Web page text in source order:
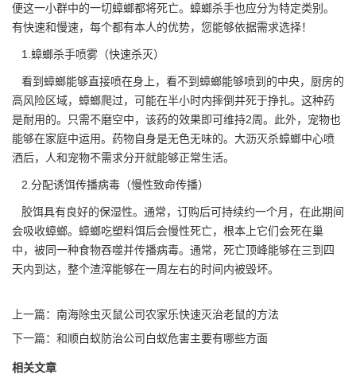
便这一小群中的一切蟑螂都将死亡。蟑螂杀手也应分为特定类别。
有快速和慢速，每个都有本人的优势，您能够依据需求选择！
1.蟑螂杀手喷雾（快速杀灭）
看到蟑螂能够直接喷在身上，看不到蟑螂能够喷到的中央，厨房的
高风险区域，蟑螂爬过，可能在半小时内摔倒并死于挣扎。这种药
是耐用的。只需不磨空中，该药的效果即可维持2周。此外，宠物也
能够在家庭中运用。药物自身是无色无味的。大沥灭杀蟑螂中心喷
洒后，人和宠物不需求分开就能够正常生活。
2.分配诱饵传播病毒（慢性致命传播）
胶饵具有良好的保湿性。通常，订购后可持续约一个月，在此期间
会吸收蟑螂。蟑螂吃塑料饵后会慢性死亡，根本上它们会死在巢
中，被同一种食物吞噬并传播病毒。通常，死亡顶峰能够在三到四
天内到达，整个渣滓能够在一周左右的时间内被毁坏。
上一篇： 南海除虫灭鼠公司农家乐快速灭治老鼠的方法
下一篇： 和顺白蚁防治公司白蚁危害主要有哪些方面
相关文章